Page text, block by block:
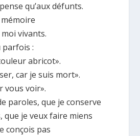
qu’aux défunts.
vivants.
:
abricot».
car je suis mort».
vous voir».
paroles, que je conserve
que je veux faire miens
conçois pas